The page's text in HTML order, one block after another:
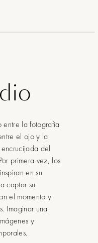
entre la fotografía
el ojo y la
del
primera vez, los
en su
captar su
el momento y
Imaginar una
y